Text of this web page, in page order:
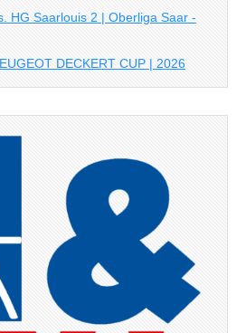
HG Saarlouis 2 | Oberliga Saar -
DECKERT CUP | 2026